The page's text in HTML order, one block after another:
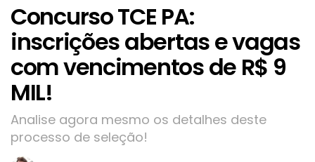
Concurso TCE PA:
inscrições abertas e vagas
com vencimentos de R$ 9
MIL!
Analise agora mesmo os detalhes deste
processo de seleção!